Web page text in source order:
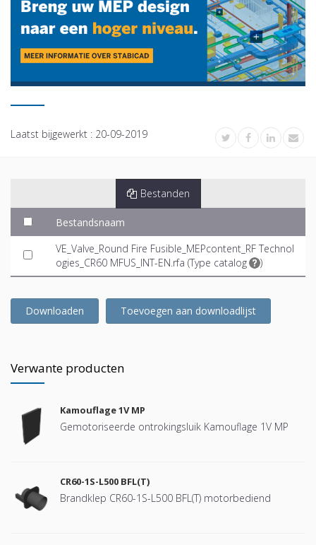
Laatst bijgewerkt : 20-09-2019
Bestanden
Bestandsnaam
VE_Valve_Round Fire Fusible_MEPcontent_RF Technol
ogies_CR60 MFUS_INT-EN.rfa (Type catalog )
Downloaden Toevoegen aan downloadlijst
Verwante producten
Kamouflage 1V MP
Gemotoriseerde ontrokingsluik Kamouflage 1V MP
CR60-1S-L500 BFL(T)
Brandklep CR60-1S-L500 BFL(T) motorbediend